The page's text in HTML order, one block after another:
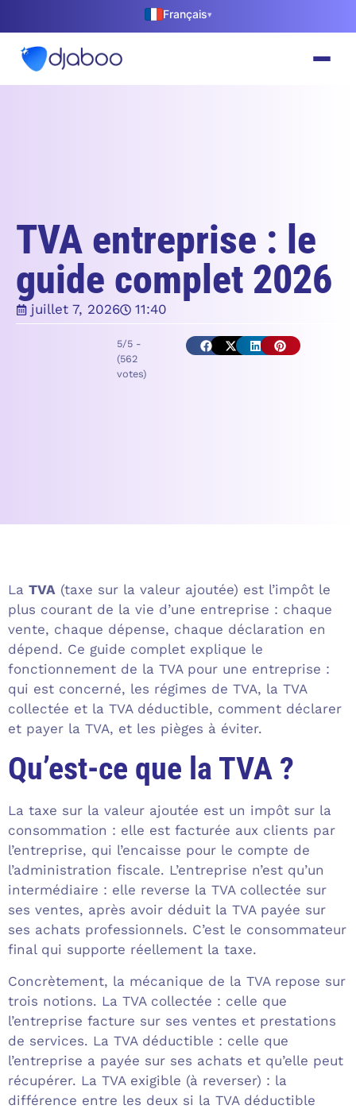
Français▾
TVA entreprise : le
guide complet 2026
juillet 7, 2026 11:40
5/5 -
(562
votes)
La TVA (taxe sur la valeur ajoutée) est l’impôt le
plus courant de la vie d’une entreprise : chaque
vente, chaque dépense, chaque déclaration en
dépend. Ce guide complet explique le
fonctionnement de la TVA pour une entreprise :
qui est concerné, les régimes de TVA, la TVA
collectée et la TVA déductible, comment déclarer
et payer la TVA, et les pièges à éviter.
Qu’est-ce que la TVA ?
La taxe sur la valeur ajoutée est un impôt sur la
consommation : elle est facturée aux clients par
l’entreprise, qui l’encaisse pour le compte de
l’administration fiscale. L’entreprise n’est qu’un
intermédiaire : elle reverse la TVA collectée sur
ses ventes, après avoir déduit la TVA payée sur
ses achats professionnels. C’est le consommateur
final qui supporte réellement la taxe.
Concrètement, la mécanique de la TVA repose sur
trois notions. La TVA collectée : celle que
l’entreprise facture sur ses ventes et prestations
de services. La TVA déductible : celle que
l’entreprise a payée sur ses achats et qu’elle peut
récupérer. La TVA exigible (à reverser) : la
différence entre les deux si la TVA déductible